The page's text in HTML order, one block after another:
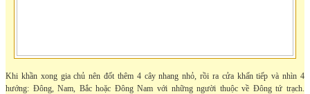
Khi khần xong gia chủ nên đốt thêm 4 cây nhang nhỏ, rồi ra cửa khấn tiếp và nhìn 4
hướng: Đông, Nam, Bắc hoặc Đông Nam với những người thuộc về Đông tứ trạch.